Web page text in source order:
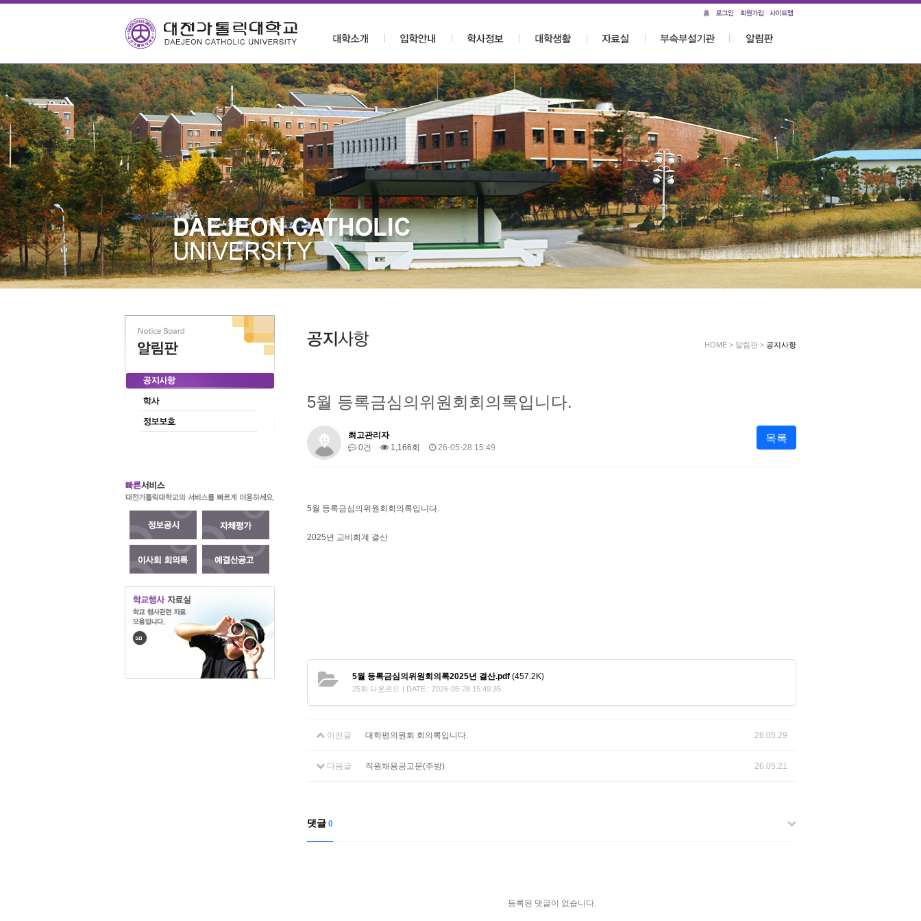
HOME > 알림판 > 공지사항
5월 등록금심의위원회회의록입니다.
최고관리자
0건
1,166회 26-05-28 15:49
목록
5월 등록금심의위원회회의록입니다.
2025년 교비회계 결산
5월 등록금심의위원회의록2025년 결산.pdf (457.2K)
25회 다운로드 | DATE : 2026-05-28 15:49:35
이전글 대학평의원회 회의록입니다. 26.05.29
다음글 직원채용공고문(주방) 26.05.21
댓글 0
등록된 댓글이 없습니다.